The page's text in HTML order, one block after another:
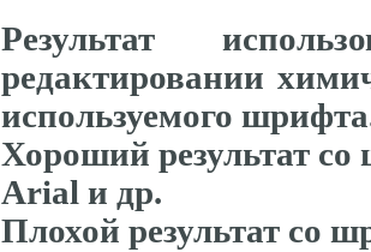
Результат
редактировании
используемого
Хороший результат
Arial и др.
Плохой результат со